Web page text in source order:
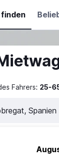
Fahrers: 25-